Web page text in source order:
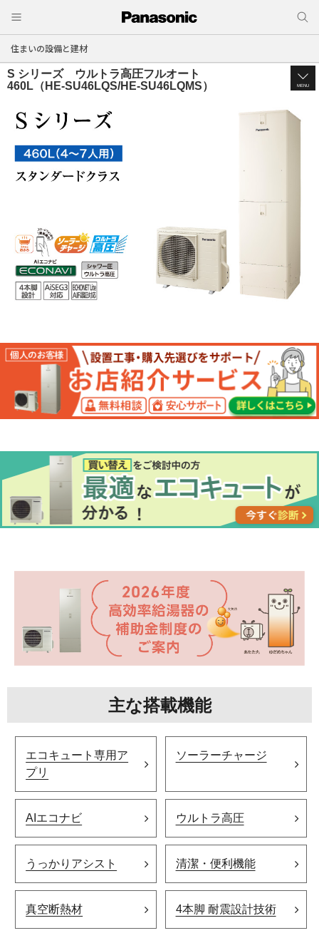
住まいの設備と建材
S シリーズ ウルトラ高圧フルオート
460L（HE-SU46LQS/HE-SU46LQMS）
MENU
主な搭載機能
エコキュート専用ア
プリ
ソーラーチャージ
AIエコナビ ウルトラ高圧
うっかりアシスト 清潔・便利機能
真空断熱材 4本脚 耐震設計技術